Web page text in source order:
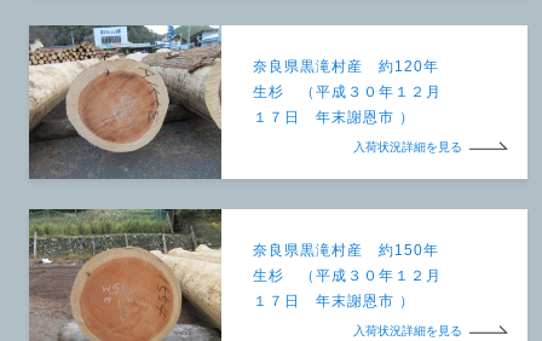
奈良県黒滝村産 約120年
生杉 （平成３０年１２月
１７日 年末謝恩市 ）
入荷状況詳細を見る
奈良県黒滝村産 約150年
生杉 （平成３０年１２月
１７日 年末謝恩市 ）
入荷状況詳細を見る